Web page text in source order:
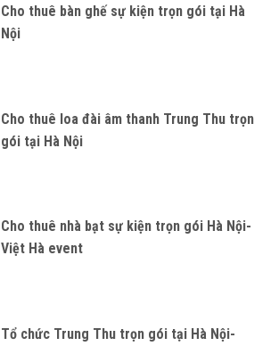
Cho thuê bàn ghế sự kiện trọn gói tại Hà
Nội
Cho thuê loa đài âm thanh Trung Thu trọn
gói tại Hà Nội
Cho thuê nhà bạt sự kiện trọn gói Hà Nội-
Việt Hà event
Tổ chức Trung Thu trọn gói tại Hà Nội-